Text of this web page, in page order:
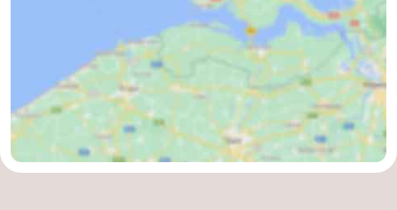
Cadzand
Natuur
Het
Weer
Contact